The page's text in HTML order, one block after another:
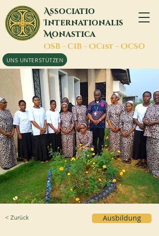
Associatio
Internationalis
Monastica
OSB - CIB - OCist - OCSO
UNS UNTERSTÜTZEN
< Zurück Ausbildung